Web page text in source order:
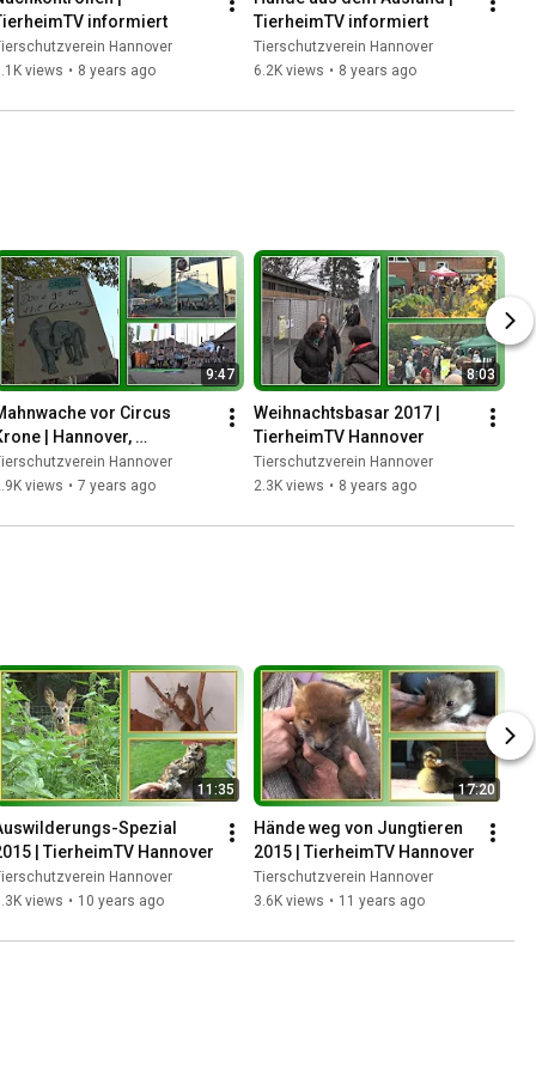
informiert
Hannover
views • 8 years ago
TierheimTV informiert
Tierschutzverein Hannover
6.2K views • 8 years ago
9:47
vor Circus
| Hannover,
Hannover
views • 7 years ago
8:03
Weihnachtsbasar 2017 |
TierheimTV Hannover
Tierschutzverein Hannover
2.3K views • 8 years ago
11:35
Spezial
| TierheimTV Hannover
Hannover
views • 10 years ago
17:20
Hände weg von Jungtieren
2015 | TierheimTV Hannover
Tierschutzverein Hannover
3.6K views • 11 years ago